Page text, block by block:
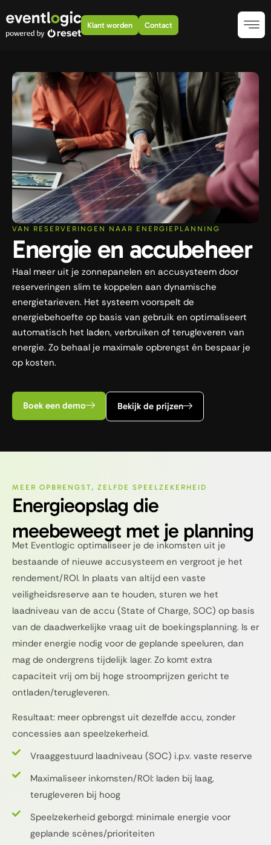
Klant worden Contact
VAN RESERVERINGEN NAAR ENERGIEPLANNING
Energie en accubeheer
Haal meer uit je zonnepanelen en accusysteem door
reserveringen slim te koppelen aan dynamische
energietarieven. Het systeem voorspelt de
energiebehoefte op basis van gebruik en optimaliseert
automatisch het laden, verbruiken of terugleveren van
energie. Zo behaal je maximale opbrengst én bespaar je
op kosten.
Boek een demo Bekijk de prijzen
MEER OPBRENGST, ZELFDE SPEELZEKERHEID
Energieopslag die
meebeweegt met je planning
Met Eventlogic optimaliseer je de inkomsten uit je
bestaande of nieuwe accusysteem en vergroot je het
rendement/ROI. In plaats van altijd een vaste
veiligheidsreserve aan te houden, sturen we het
laadniveau van de accu (State of Charge, SOC) op basis
van de daadwerkelijke vraag uit de boekingsplanning. Is er
minder energie nodig voor de geplande speeluren, dan
mag de ondergrens tijdelijk lager. Zo komt extra
capaciteit vrij om bij hoge stroomprijzen gericht te
ontladen/terugleveren.
Resultaat: meer opbrengst uit dezelfde accu, zonder
concessies aan speelzekerheid.
Vraaggestuurd laadniveau (SOC) i.p.v. vaste reserve
Maximaliseer inkomsten/ROI: laden bij laag,
terugleveren bij hoog
Speelzekerheid geborgd: minimale energie voor
geplande scènes/prioriteiten